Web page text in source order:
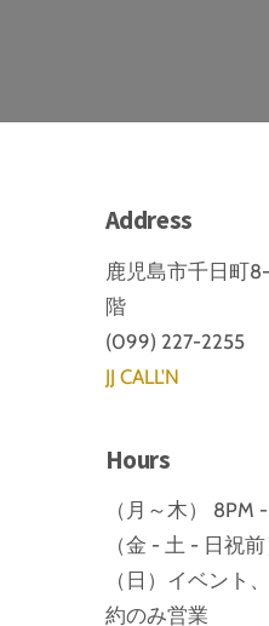
Address
鹿児島市千日町
階
(099) 227-2255
JJ CALL'N
Hours
（月～木） 8PM
（金 - 土 - 日祝
（日）イベント
約のみ営業